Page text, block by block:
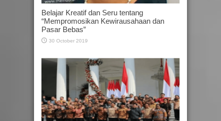
Belajar Kreatif dan Seru tentang
“Mempromosikan Kewirausahaan dan
Pasar Bebas”
30 October 2019